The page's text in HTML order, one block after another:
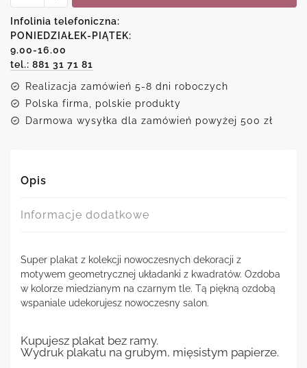
układanką
Infolinia telefoniczna:
PONIEDZIAŁEK-PIĄTEK:
9.00-16.00
tel.: 881 31 71 81
Realizacja zamówień 5-8 dni roboczych
Polska firma, polskie produkty
Darmowa wysyłka dla zamówień powyżej 500 zł
Opis
Informacje dodatkowe
Super plakat z kolekcji nowoczesnych dekoracji z
motywem geometrycznej układanki z kwadratów. Ozdoba
w kolorze miedzianym na czarnym tle. Tą piękną ozdobą
wspaniale udekorujesz nowoczesny salon.
Kupujesz plakat bez ramy.
Wydruk plakatu na grubym, mięsistym papierze.